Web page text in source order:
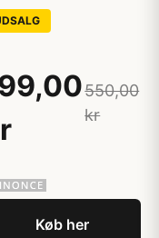
550,00
kr
Køb her